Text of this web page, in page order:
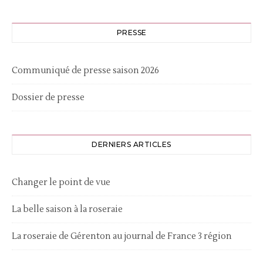
PRESSE
Communiqué de presse saison 2026
Dossier de presse
DERNIERS ARTICLES
Changer le point de vue
La belle saison à la roseraie
La roseraie de Gérenton au journal de France 3 région